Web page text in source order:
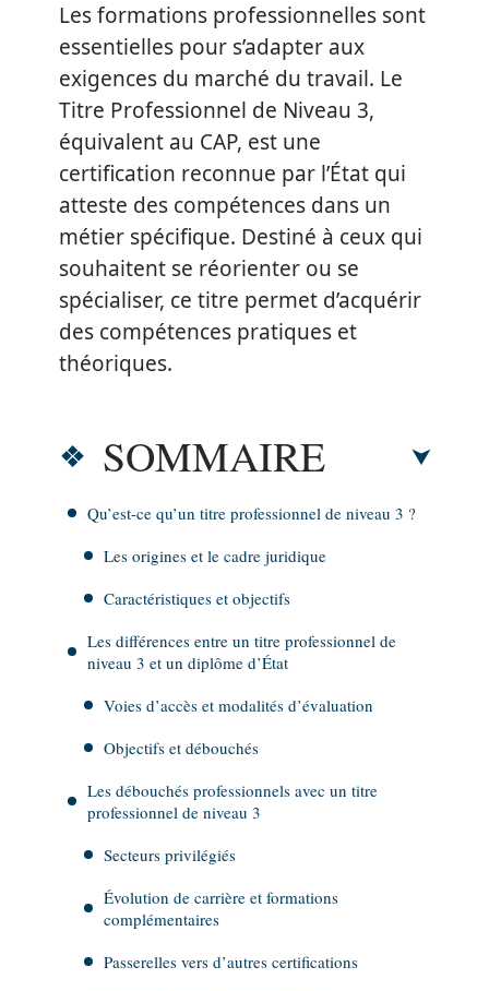
Les formations professionnelles sont
essentielles pour s’adapter aux
exigences du marché du travail. Le
Titre Professionnel de Niveau 3,
équivalent au CAP, est une
certification reconnue par l’État qui
atteste des compétences dans un
métier spécifique. Destiné à ceux qui
souhaitent se réorienter ou se
spécialiser, ce titre permet d’acquérir
des compétences pratiques et
théoriques.
SOMMAIRE
Qu’est-ce qu’un titre professionnel de niveau 3 ?
Les origines et le cadre juridique
Caractéristiques et objectifs
Les différences entre un titre professionnel de
niveau 3 et un diplôme d’État
Voies d’accès et modalités d’évaluation
Objectifs et débouchés
Les débouchés professionnels avec un titre
professionnel de niveau 3
Secteurs privilégiés
Évolution de carrière et formations
complémentaires
Passerelles vers d’autres certifications